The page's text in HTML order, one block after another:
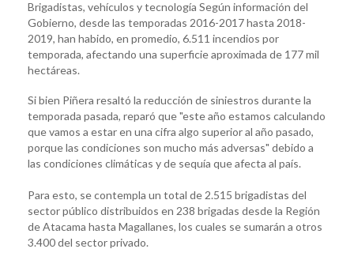
Brigadistas, vehículos y tecnología Según información del
Gobierno, desde las temporadas 2016-2017 hasta 2018-
2019, han habido, en promedio, 6.511 incendios por
temporada, afectando una superficie aproximada de 177 mil
hectáreas.
Si bien Piñera resaltó la reducción de siniestros durante la
temporada pasada, reparó que "este año estamos calculando
que vamos a estar en una cifra algo superior al año pasado,
porque las condiciones son mucho más adversas" debido a
las condiciones climáticas y de sequía que afecta al país.
Para esto, se contempla un total de 2.515 brigadistas del
sector público distribuidos en 238 brigadas desde la Región
de Atacama hasta Magallanes, los cuales se sumarán a otros
3.400 del sector privado.